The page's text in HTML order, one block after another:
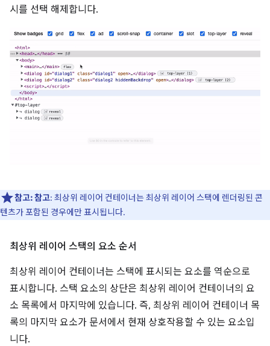
시를 선택 해제합니다.
참고:참고: 최상위 레이어 컨테이너는 최상위 레이어 스택에 렌더링된 콘
텐츠가 포함된 경우에만 표시됩니다.
최상위 레이어 스택의 요소 순서
최상위 레이어 컨테이너는 스택에 표시되는 요소를 역순으로
표시합니다. 스택 요소의 상단은 최상위 레이어 컨테이너의 요
소 목록에서 마지막에 있습니다. 즉, 최상위 레이어 컨테이너 목
록의 마지막 요소가 문서에서 현재 상호작용할 수 있는 요소입
니다.